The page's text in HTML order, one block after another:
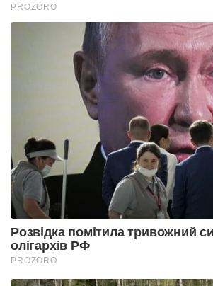
PROZORO
Розвідка помітила тривожний
олігархів РФ
PROZORO